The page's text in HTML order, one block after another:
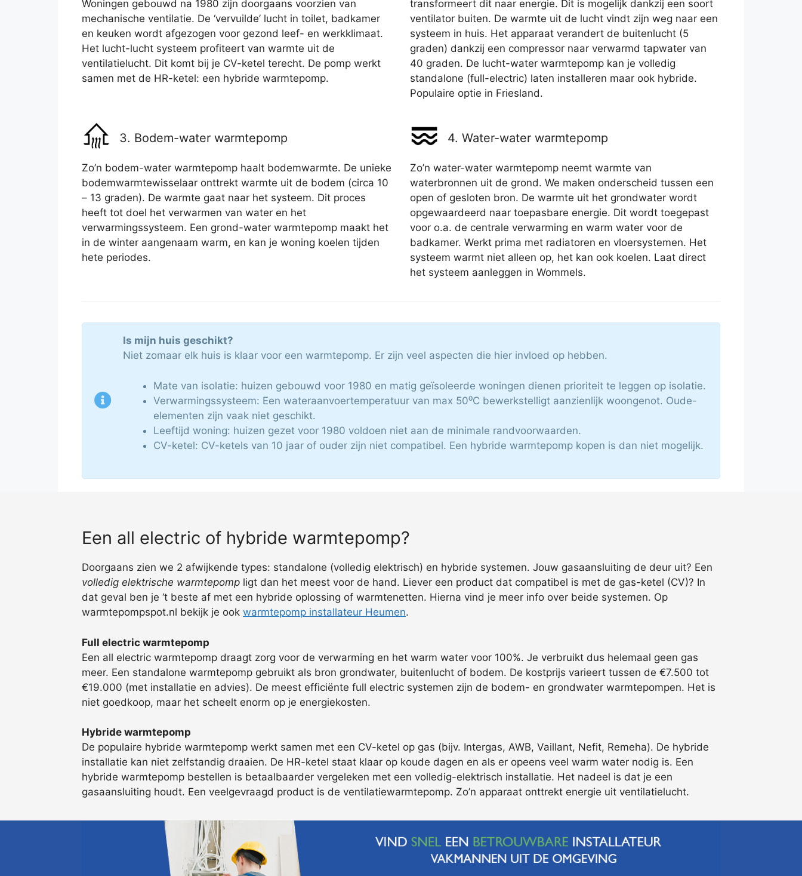
Woningen gebouwd na 1980 zijn doorgaans voorzien van
mechanische ventilatie. De ‘vervuilde’ lucht in toilet, badkamer
en keuken wordt afgezogen voor gezond leef- en werkklimaat.
Het lucht-lucht systeem profiteert van warmte uit de
ventilatielucht. Dit komt bij je CV-ketel terecht. De pomp werkt
samen met de HR-ketel: een hybride warmtepomp.
transformeert dit naar energie. Dit is mogelijk dankzij een soort
ventilator buiten. De warmte uit de lucht vindt zijn weg naar een
systeem in huis. Het apparaat verandert de buitenlucht (5
graden) dankzij een compressor naar verwarmd tapwater van
40 graden. De lucht-water warmtepomp kan je volledig
standalone (full-electric) laten installeren maar ook hybride.
Populaire optie in Friesland.
3. Bodem-water warmtepomp
Zo’n bodem-water warmtepomp haalt bodemwarmte. De unieke
bodemwarmtewisselaar onttrekt warmte uit de bodem (circa 10
– 13 graden). De warmte gaat naar het systeem. Dit proces
heeft tot doel het verwarmen van water en het
verwarmingssysteem. Een grond-water warmtepomp maakt het
in de winter aangenaam warm, en kan je woning koelen tijden
hete periodes.
4. Water-water warmtepomp
Zo’n water-water warmtepomp neemt warmte van
waterbronnen uit de grond. We maken onderscheid tussen een
open of gesloten bron. De warmte uit het grondwater wordt
opgewaardeerd naar toepasbare energie. Dit wordt toegepast
voor o.a. de centrale verwarming en warm water voor de
badkamer. Werkt prima met radiatoren en vloersystemen. Het
systeem warmt niet alleen op, het kan ook koelen. Laat direct
het systeem aanleggen in Wommels.
Is mijn huis geschikt?
Niet zomaar elk huis is klaar voor een warmtepomp. Er zijn veel aspecten die hier invloed op hebben.
Mate van isolatie: huizen gebouwd voor 1980 en matig geïsoleerde woningen dienen prioriteit te leggen op isolatie.
Verwarmingssysteem: Een wateraanvoertemperatuur van max 50⁰C bewerkstelligt aanzienlijk woongenot. Oude-
elementen zijn vaak niet geschikt.
Leeftijd woning: huizen gezet voor 1980 voldoen niet aan de minimale randvoorwaarden.
CV-ketel: CV-ketels van 10 jaar of ouder zijn niet compatibel. Een hybride warmtepomp kopen is dan niet mogelijk.
Een all electric of hybride warmtepomp?
Doorgaans zien we 2 afwijkende types: standalone (volledig elektrisch) en hybride systemen. Jouw gasaansluiting de deur uit? Een
volledig elektrische warmtepomp ligt dan het meest voor de hand. Liever een product dat compatibel is met de gas-ketel (CV)? In
dat geval ben je ‘t beste af met een hybride oplossing of warmtenetten. Hierna vind je meer info over beide systemen. Op
warmtepompspot.nl bekijk je ook warmtepomp installateur Heumen.
Full electric warmtepomp
Een all electric warmtepomp draagt zorg voor de verwarming en het warm water voor 100%. Je verbruikt dus helemaal geen gas
meer. Een standalone warmtepomp gebruikt als bron grondwater, buitenlucht of bodem. De kostprijs varieert tussen de €7.500 tot
€19.000 (met installatie en advies). De meest efficiënte full electric systemen zijn de bodem- en grondwater warmtepompen. Het is
niet goedkoop, maar het scheelt enorm op je energiekosten.
Hybride warmtepomp
De populaire hybride warmtepomp werkt samen met een CV-ketel op gas (bijv. Intergas, AWB, Vaillant, Nefit, Remeha). De hybride
installatie kan niet zelfstandig draaien. De HR-ketel staat klaar op koude dagen en als er opeens veel warm water nodig is. Een
hybride warmtepomp bestellen is betaalbaarder vergeleken met een volledig-elektrisch installatie. Het nadeel is dat je een
gasaansluiting houdt. Een veelgevraagd product is de ventilatiewarmtepomp. Zo’n apparaat onttrekt energie uit ventilatielucht.